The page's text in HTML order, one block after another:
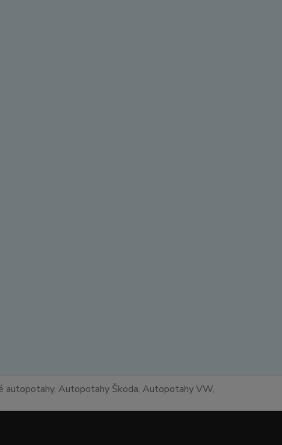
autopotahy, Autopotahy Škoda, Autopotahy VW,